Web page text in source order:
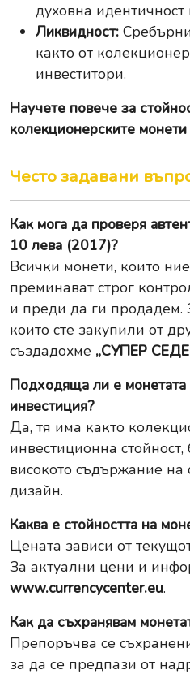
духовна
Ликвидност:
както от
инвеститори.
Научете повече за
колекционерските монети
Често задавани
Как мога да проверя
10 лева (2017)?
Всички монети, които
преминават строг
и преди да ги продадем.
които сте закупили от
създадохме „СУПЕР
Подходяща ли е
инвестиция?
Да, тя има както
инвестиционна
високото съдържание
дизайн.
Каква е стойността на
Цената зависи от
За актуални цени и
www.currencycenter.eu.
Как да съхранявам
Препоръчва се
за да се предпази от